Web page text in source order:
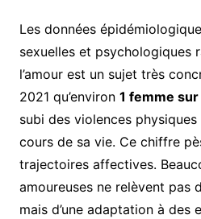
Les données
sexuelles et psychologiques
l’amour est un sujet très
2021 qu’environ 1 femme sur
subi des violences
cours de sa vie. Ce chiffre
trajectoires affectives.
amoureuses ne relèvent pas
mais d’une adaptation à des